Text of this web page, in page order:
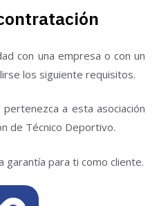
con una empresa o con un
los siguiente requisitos.
a esta asociación
de Técnico Deportivo.
garantía para ti como cliente.